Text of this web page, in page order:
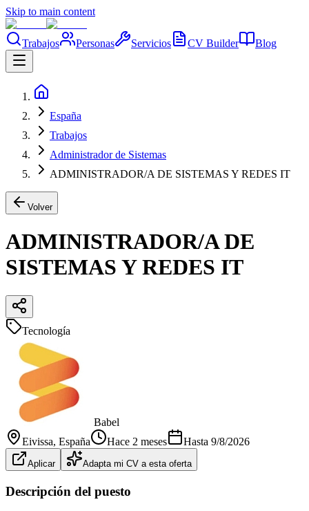
Skip to main content
Trabajos Personas Servicios CV Builder Blog
España
Trabajos
Administrador de Sistemas
ADMINISTRADOR/A DE SISTEMAS Y REDES IT
Volver
ADMINISTRADOR/A DE
SISTEMAS Y REDES IT
Tecnología
Babel
Eivissa, España Hace 2 meses Hasta 9/8/2026
Aplicar Adapta mi CV a esta oferta
Descripción del puesto